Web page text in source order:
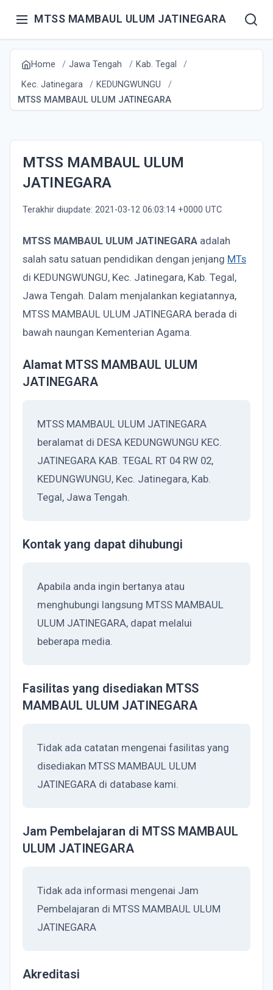
MTSS MAMBAUL ULUM JATINEGARA
Home Jawa Tengah
Kab. Tegal
Kec. Jatinegara
KEDUNGWUNGU
MTSS MAMBAUL ULUM JATINEGARA
MTSS MAMBAUL ULUM
JATINEGARA
Terakhir diupdate: 2021-03-12 06:03:14 +0000 UTC
MTSS MAMBAUL ULUM JATINEGARA adalah
salah satu satuan pendidikan dengan jenjang MTs
di KEDUNGWUNGU, Kec. Jatinegara, Kab. Tegal,
Jawa Tengah. Dalam menjalankan kegiatannya,
MTSS MAMBAUL ULUM JATINEGARA berada di
bawah naungan Kementerian Agama.
Alamat MTSS MAMBAUL ULUM
JATINEGARA
MTSS MAMBAUL ULUM JATINEGARA
beralamat di DESA KEDUNGWUNGU KEC.
JATINEGARA KAB. TEGAL RT 04 RW 02,
KEDUNGWUNGU, Kec. Jatinegara, Kab.
Tegal, Jawa Tengah.
Kontak yang dapat dihubungi
Apabila anda ingin bertanya atau
menghubungi langsung MTSS MAMBAUL
ULUM JATINEGARA, dapat melalui
beberapa media.
Fasilitas yang disediakan MTSS
MAMBAUL ULUM JATINEGARA
Tidak ada catatan mengenai fasilitas yang
disediakan MTSS MAMBAUL ULUM
JATINEGARA di database kami.
Jam Pembelajaran di MTSS MAMBAUL
ULUM JATINEGARA
Tidak ada informasi mengenai Jam
Pembelajaran di MTSS MAMBAUL ULUM
JATINEGARA
Akreditasi